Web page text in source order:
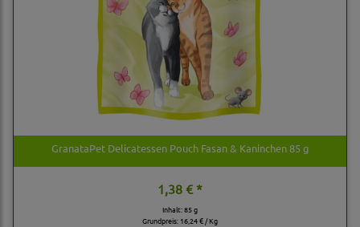
GranataPet Delicatessen Pouch Fasan & Kaninchen 85 g
1,38 € *
Inhalt: 85 g
Grundpreis: 16,24 € / Kg